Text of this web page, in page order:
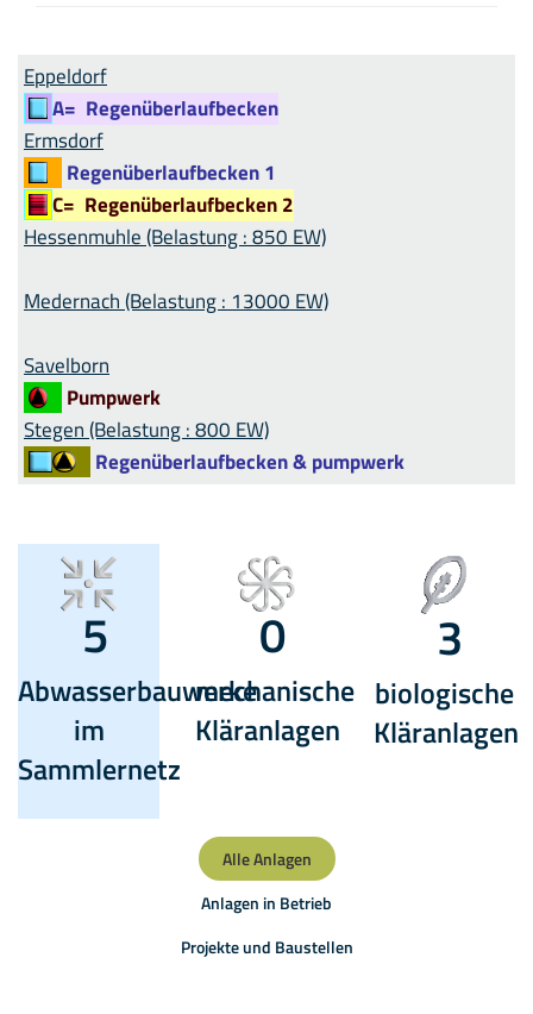
Eppeldorf
A= Regenüberlaufbecken
Ermsdorf
Regenüberlaufbecken 1
C=
Regenüberlaufbecken 2
Hessenmuhle (Belastung : 850 EW)
Medernach (Belastung : 13000 EW)
Savelborn
Pumpwerk
Stegen (Belastung : 800 EW)
Regenüberlaufbecken & pumpwerk
5
Abwasserbauwerke
im
Sammlernetz
0
mechanische
Kläranlagen
3
biologische
Kläranlagen
Alle Anlagen
Anlagen in Betrieb
Projekte und Baustellen